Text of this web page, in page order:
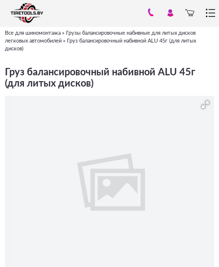
Вы
здесь
Все для шиномонтажа » Грузы балансировочные набивные для литых дисков
легковых автомобилей » Груз балансировочный набивной ALU 45г (для литых
дисков)
Груз балансировочный набивной ALU 45г
(для литых дисков)